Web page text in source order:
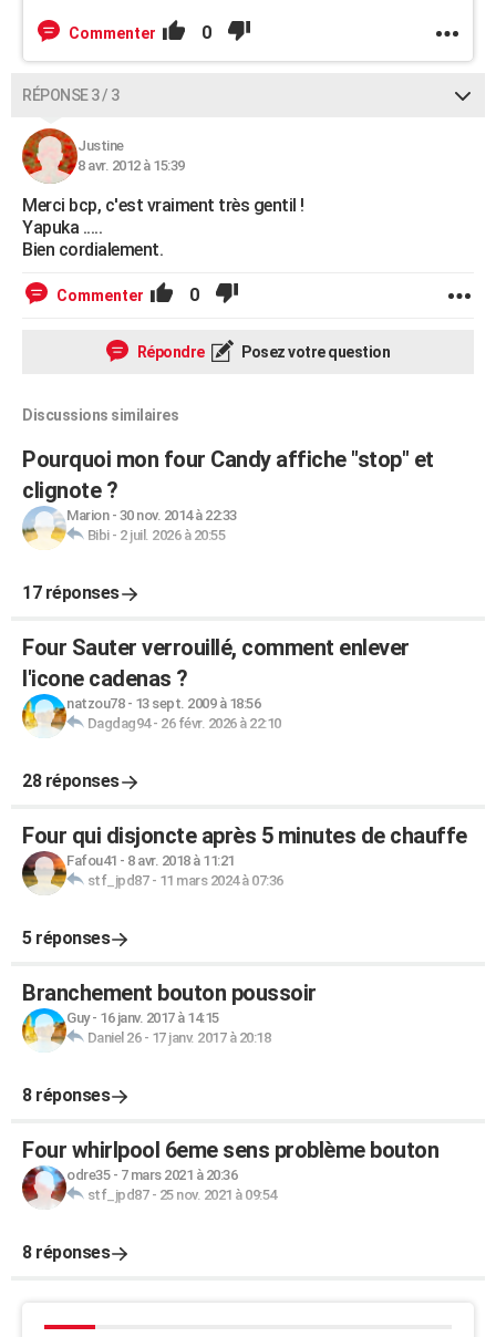
Commenter 0
RÉPONSE 3 / 3
Justine
8 avr. 2012 à 15:39
Merci bcp, c'est vraiment très gentil !
Yapuka .....
Bien cordialement.
Commenter 0
Répondre Posez votre question
Discussions similaires
Pourquoi mon four Candy affiche "stop" et
clignote ?
Marion- 30 nov. 2014 à 22:33
Bibi- 2 juil. 2026 à 20:55
17 réponses
Four Sauter verrouillé, comment enlever
l'icone cadenas ?
natzou78- 13 sept. 2009 à 18:56
Dagdag94- 26 févr. 2026 à 22:10
28 réponses
Four qui disjoncte après 5 minutes de chauffe
Fafou41 - 8 avr. 2018 à 11:21
stf_jpd87- 11 mars 2024 à 07:36
5 réponses
Branchement bouton poussoir
Guy- 16 janv. 2017 à 14:15
Daniel 26- 17 janv. 2017 à 20:18
8 réponses
Four whirlpool 6eme sens problème bouton
odre35- 7 mars 2021 à 20:36
stf_jpd87- 25 nov. 2021 à 09:54
8 réponses